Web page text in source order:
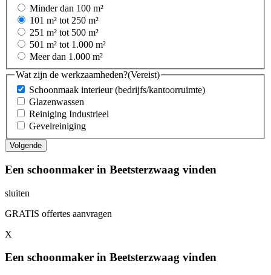
Minder dan 100 m²
101 m² tot 250 m²
251 m² tot 500 m²
501 m² tot 1.000 m²
Meer dan 1.000 m²
Wat zijn de werkzaamheden?(Vereist)
Schoonmaak interieur (bedrijfs/kantoorruimte)
Glazenwassen
Reiniging Industrieel
Gevelreiniging
Een schoonmaker in Beetsterzwaag vinden
sluiten
GRATIS offertes aanvragen
X
Een schoonmaker in Beetsterzwaag vinden